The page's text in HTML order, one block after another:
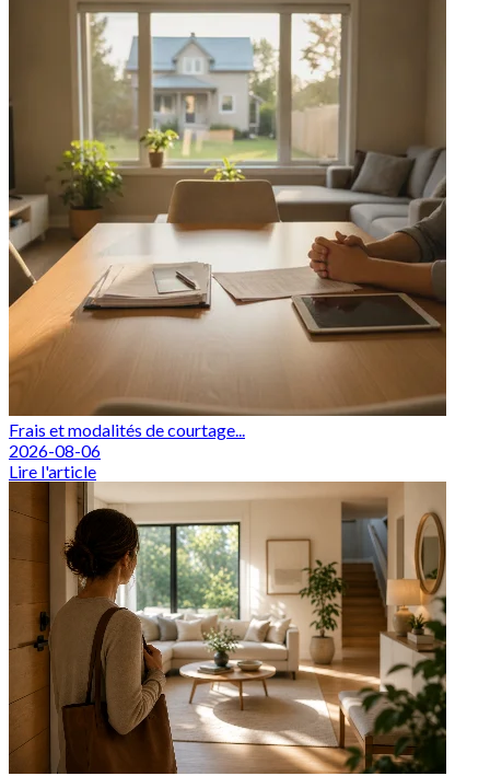
Frais et modalités de courtage...
2026-08-06
Lire l'article